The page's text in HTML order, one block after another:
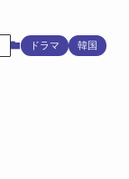
ドラマ 韓国